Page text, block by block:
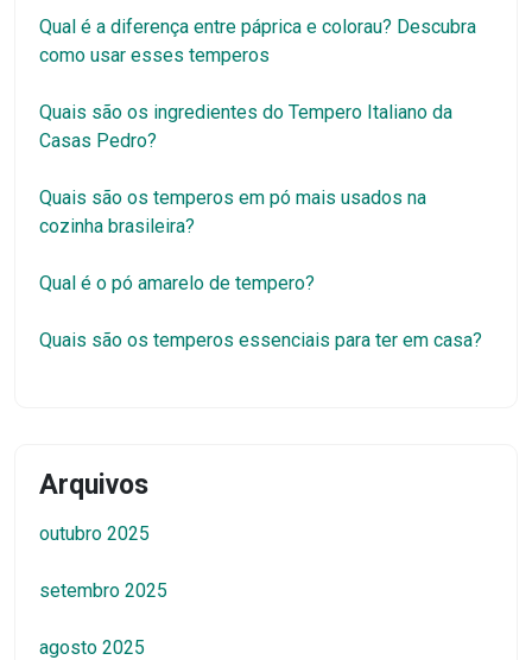
Qual é a diferença entre páprica e colorau? Descubra
como usar esses temperos
Quais são os ingredientes do Tempero Italiano da
Casas Pedro?
Quais são os temperos em pó mais usados na
cozinha brasileira?
Qual é o pó amarelo de tempero?
Quais são os temperos essenciais para ter em casa?
Arquivos
outubro 2025
setembro 2025
agosto 2025